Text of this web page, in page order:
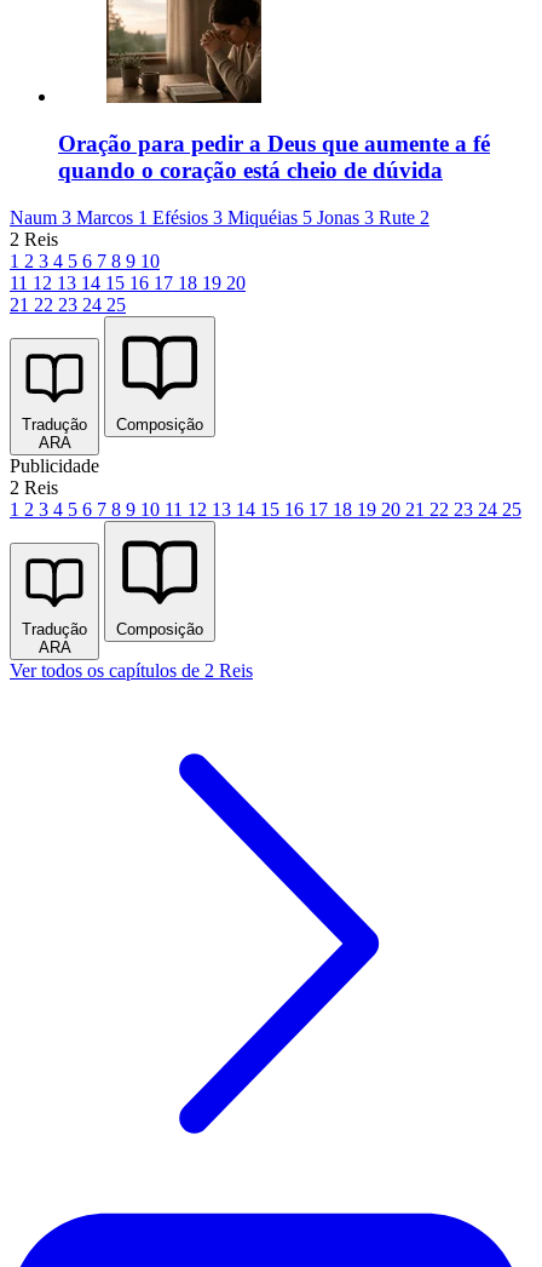
Oração para pedir a Deus que aumente a fé
quando o coração está cheio de dúvida
Naum 3 Marcos 1 Efésios 3 Miquéias 5 Jonas 3 Rute 2
2 Reis
1 2 3 4 5 6 7 8 9 10
11 12 13 14 15 16 17 18 19 20
21 22 23 24 25
Tradução
ARA
Composição
Publicidade
2 Reis
1 2 3 4 5 6 7 8 9 10 11 12 13 14 15 16 17 18 19 20 21 22 23 24 25
Tradução
ARA
Composição
Ver todos os capítulos de 2 Reis